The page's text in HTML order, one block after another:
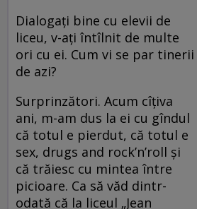
Dialogați bine cu elevii de
liceu, v-ați întîlnit de multe
ori cu ei. Cum vi se par tinerii
de azi?
Surprinzători. Acum cîțiva
ani, m-am dus la ei cu gîndul
că totul e pierdut, că totul e
sex, drugs and rock’n’roll și
că trăiesc cu mintea între
picioare. Ca să văd dintr-
odată că la liceul „Jean